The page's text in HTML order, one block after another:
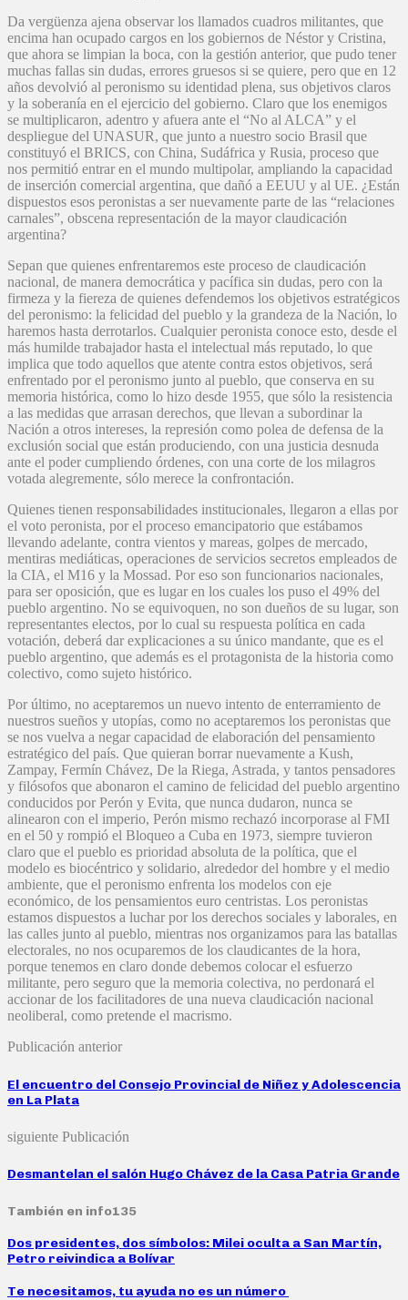
Da vergüenza ajena observar los llamados cuadros militantes, que
encima han ocupado cargos en los gobiernos de Néstor y Cristina,
que ahora se limpian la boca, con la gestión anterior, que pudo tener
muchas fallas sin dudas, errores gruesos si se quiere, pero que en 12
años devolvió al peronismo su identidad plena, sus objetivos claros
y la soberanía en el ejercicio del gobierno. Claro que los enemigos
se multiplicaron, adentro y afuera ante el “No al ALCA” y el
despliegue del UNASUR, que junto a nuestro socio Brasil que
constituyó el BRICS, con China, Sudáfrica y Rusia, proceso que
nos permitió entrar en el mundo multipolar, ampliando la capacidad
de inserción comercial argentina, que dañó a EEUU y al UE. ¿Están
dispuestos esos peronistas a ser nuevamente parte de las “relaciones
carnales”, obscena representación de la mayor claudicación
argentina?
Sepan que quienes enfrentaremos este proceso de claudicación
nacional, de manera democrática y pacífica sin dudas, pero con la
firmeza y la fiereza de quienes defendemos los objetivos estratégicos
del peronismo: la felicidad del pueblo y la grandeza de la Nación, lo
haremos hasta derrotarlos. Cualquier peronista conoce esto, desde el
más humilde trabajador hasta el intelectual más reputado, lo que
implica que todo aquellos que atente contra estos objetivos, será
enfrentado por el peronismo junto al pueblo, que conserva en su
memoria histórica, como lo hizo desde 1955, que sólo la resistencia
a las medidas que arrasan derechos, que llevan a subordinar la
Nación a otros intereses, la represión como polea de defensa de la
exclusión social que están produciendo, con una justicia desnuda
ante el poder cumpliendo órdenes, con una corte de los milagros
votada alegremente, sólo merece la confrontación.
Quienes tienen responsabilidades institucionales, llegaron a ellas por
el voto peronista, por el proceso emancipatorio que estábamos
llevando adelante, contra vientos y mareas, golpes de mercado,
mentiras mediáticas, operaciones de servicios secretos empleados de
la CIA, el M16 y la Mossad. Por eso son funcionarios nacionales,
para ser oposición, que es lugar en los cuales los puso el 49% del
pueblo argentino. No se equivoquen, no son dueños de su lugar, son
representantes electos, por lo cual su respuesta política en cada
votación, deberá dar explicaciones a su único mandante, que es el
pueblo argentino, que además es el protagonista de la historia como
colectivo, como sujeto histórico.
Por último, no aceptaremos un nuevo intento de enterramiento de
nuestros sueños y utopías, como no aceptaremos los peronistas que
se nos vuelva a negar capacidad de elaboración del pensamiento
estratégico del país. Que quieran borrar nuevamente a Kush,
Zampay, Fermín Chávez, De la Riega, Astrada, y tantos pensadores
y filósofos que abonaron el camino de felicidad del pueblo argentino
conducidos por Perón y Evita, que nunca dudaron, nunca se
alinearon con el imperio, Perón mismo rechazó incorporase al FMI
en el 50 y rompió el Bloqueo a Cuba en 1973, siempre tuvieron
claro que el pueblo es prioridad absoluta de la política, que el
modelo es biocéntrico y solidario, alrededor del hombre y el medio
ambiente, que el peronismo enfrenta los modelos con eje
económico, de los pensamientos euro centristas. Los peronistas
estamos dispuestos a luchar por los derechos sociales y laborales, en
las calles junto al pueblo, mientras nos organizamos para las batallas
electorales, no nos ocuparemos de los claudicantes de la hora,
porque tenemos en claro donde debemos colocar el esfuerzo
militante, pero seguro que la memoria colectiva, no perdonará el
accionar de los facilitadores de una nueva claudicación nacional
neoliberal, como pretende el macrismo.
Publicación anterior
El encuentro del Consejo Provincial de Niñez y Adolescencia
en La Plata
siguiente Publicación
Desmantelan el salón Hugo Chávez de la Casa Patria Grande
También en info135
Dos presidentes, dos símbolos: Milei oculta a San Martín,
Petro reivindica a Bolívar
Te necesitamos, tu ayuda no es un número